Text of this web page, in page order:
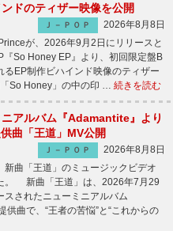
ドのティザー映像を公開
Ｊ－ＰＯＰ
2026年8月8日
が、2026年9月2日にリリースと
『So Honey EP』より、初回限定盤B
るEP制作ビハインド映像のティザー
So Honey」の中の印 … 続きを読む
アルバム『Adamantite』より
曲「王道」MV公開
Ｊ－ＰＯＰ
2026年8月8日
曲「王道」のミュージックビデオ
。 新曲「王道」は、2026年7月29
スされたニューミニアルバム
供曲で、“王者の苦悩”と“これからの